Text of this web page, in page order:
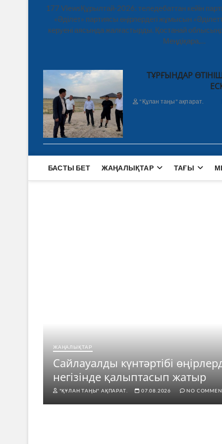
177 ViewsҚұрылтай-2026: теледебаттан кейін
«Әділет» партиясы өңірлердегі жұмысын
керуені аясында жалғастырды. Қостанай
Меңдіқара,…
ТҰРҒЫНДАР
"Құлан таңы" ақпарат.
БАСТЫ БЕТ ЖАҢАЛЫҚТАР ТАҒЫ
ЖАҢАЛЫҚТАР
Сайлауалды күнтәртібі
негізінде қалыптасып жатыр
"ҚҰЛАН ТАҢЫ" АҚПАРАТ. 07.08.2026 NO